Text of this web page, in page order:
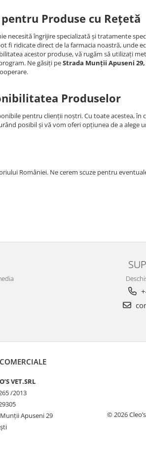
Produse cu Rețetă
necesită îngrijire specializată și tratamente
fi ridicate direct de la farmacia noastră, unde
acestor produse, vă rugăm să utilizați
Ne găsiți peStrada Munții Apuseni
Produselor
pentru clienții noștri. Cu toate acestea, în
posibil și vă vom oferi opțiunea de a alege
României. Ne cerem scuze pentru
VET.SRL
/2013
Apuseni 29
© 2026